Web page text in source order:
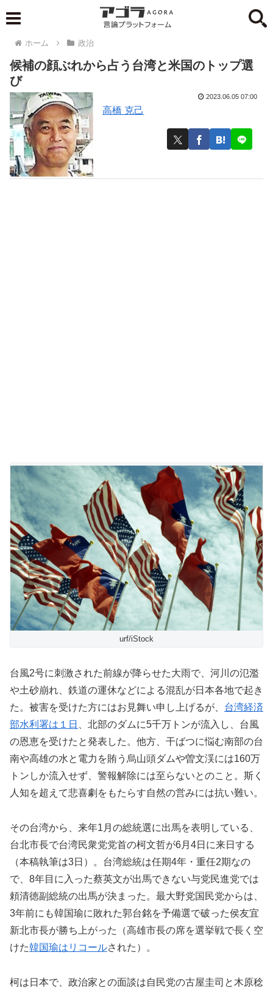
ホーム 政治
候補の顔ぶれから占う台湾と米国のトップ選
び
高橋 克己
2023.06.05 07:00
urf/iStock
台風2号に刺激された前線が降らせた大雨で、河川の氾濫
や土砂崩れ、鉄道の運休などによる混乱が日本各地で起き
た。被害を受けた方にはお見舞い申し上げるが、 台湾経済
部水利署は１日
、北部のダムに5千万トンが流入し、台風
の恩恵を受けたと発表した。他方、干ばつに悩む南部の台
南や高雄の水と電力を賄う烏山頭ダムや曽文渓には160万
トンしか流入せず、警報解除には至らないとのこと。斯く
人知を超えて悲喜劇をもたらす自然の営みには抗い難い。
その台湾から、来年1月の総統選に出馬を表明している、
台北市長で台湾民衆党党首の柯文哲が6月4日に来日する
（本稿執筆は3日）。台湾総統は任期4年・重任2期なの
で、8年目に入った蔡英文が出馬できない与党民進党では
頼清徳副総統の出馬が決まった。最大野党国民党からは、
3年前にも韓国瑜に敗れた郭台銘を予備選で破った侯友宜
新北市長が勝ち上がった（高雄市長の席を選挙戦で長く空
けた韓国瑜はリコールされた）。
柯は日本で、政治家との面談は自民党の古屋圭司と木原稔